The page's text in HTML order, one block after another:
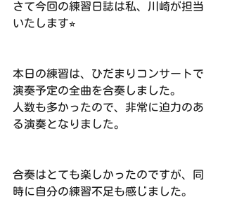
さて今回の練習日誌は私、川崎が担当
いたします⭐︎
本日の練習は、ひだまりコンサートで
演奏予定の全曲を合奏しました。
人数も多かったので、非常に迫力のあ
る演奏となりました。
合奏はとても楽しかったのですが、同
時に自分の練習不足も感じました。